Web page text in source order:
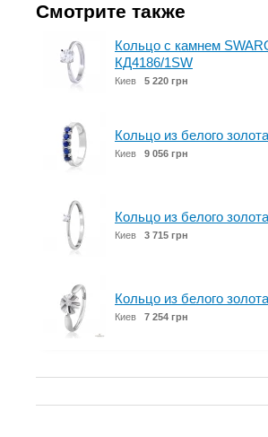
Смотрите также
Кольцо с камнем
КД4186/1SW
Киев 5 220 грн
Кольцо из белого
Киев 9 056 грн
Кольцо из белого
Киев 3 715 грн
Кольцо из белого
Киев 7 254 грн